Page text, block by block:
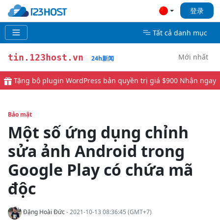
登录
Tất cả danh mục
tin.123host.vn 24h新闻 Mới nhất
Tặng bộ plugin WordPress bản quyền trị giá $900 Nhận ngay
Bảo mật
Một số ứng dụng chỉnh
sửa ảnh Android trong
Google Play có chứa mã
độc
Đặng Hoài Đức- 2021-10-13 08:36:45 (GMT+7)